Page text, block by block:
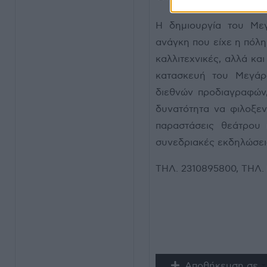
Η δημιουργία του
ανάγκη που είχε η
καλλιτεχνικές, αλλά
κατασκευή του
διεθνών
δυνατότητα να
παραστάσεις θεάτρου
συνεδριακές
ΤΗΛ. 2310895800,